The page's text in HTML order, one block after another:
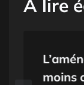
A lire
moins